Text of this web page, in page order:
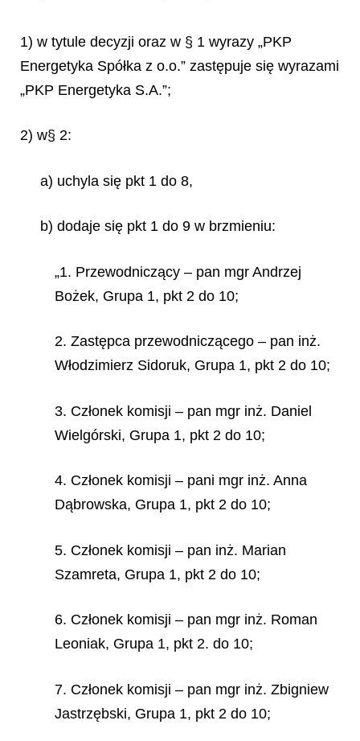
1) w tytule decyzji oraz w § 1 wyrazy „PKP
Energetyka Spółka z o.o.” zastępuje się wyrazami
„PKP Energetyka S.A.”;
2) w§ 2:
a) uchyla się pkt 1 do 8,
b) dodaje się pkt 1 do 9 w brzmieniu:
„1. Przewodniczący – pan mgr Andrzej
Bożek, Grupa 1, pkt 2 do 10;
2. Zastępca przewodniczącego – pan inż.
Włodzimierz Sidoruk, Grupa 1, pkt 2 do 10;
3. Członek komisji – pan mgr inż. Daniel
Wielgórski, Grupa 1, pkt 2 do 10;
4. Członek komisji – pani mgr inż. Anna
Dąbrowska, Grupa 1, pkt 2 do 10;
5. Członek komisji – pan inż. Marian
Szamreta, Grupa 1, pkt 2 do 10;
6. Członek komisji – pan mgr inż. Roman
Leoniak, Grupa 1, pkt 2. do 10;
7. Członek komisji – pan mgr inż. Zbigniew
Jastrzębski, Grupa 1, pkt 2 do 10;